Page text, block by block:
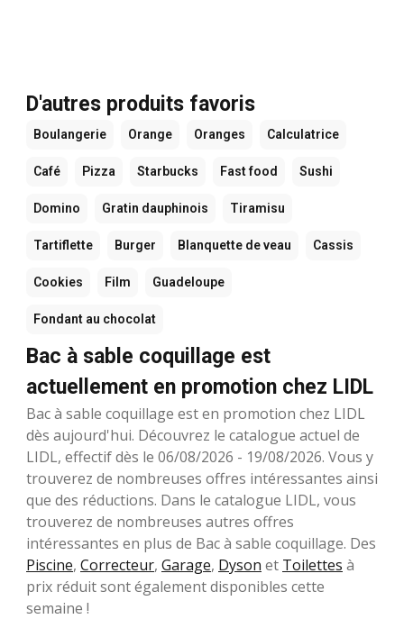
D'autres produits favoris
Boulangerie Orange Oranges Calculatrice
Café Pizza Starbucks Fast food Sushi
Domino Gratin dauphinois Tiramisu
Tartiflette Burger Blanquette de veau Cassis
Cookies Film Guadeloupe
Fondant au chocolat
Bac à sable coquillage est
actuellement en promotion chez LIDL
Bac à sable coquillage est en promotion chez LIDL
dès aujourd'hui. Découvrez le catalogue actuel de
LIDL, effectif dès le 06/08/2026 - 19/08/2026. Vous y
trouverez de nombreuses offres intéressantes ainsi
que des réductions. Dans le catalogue LIDL, vous
trouverez de nombreuses autres offres
intéressantes en plus de Bac à sable coquillage. Des
Piscine, Correcteur, Garage, Dyson et Toilettes à
prix réduit sont également disponibles cette
semaine !